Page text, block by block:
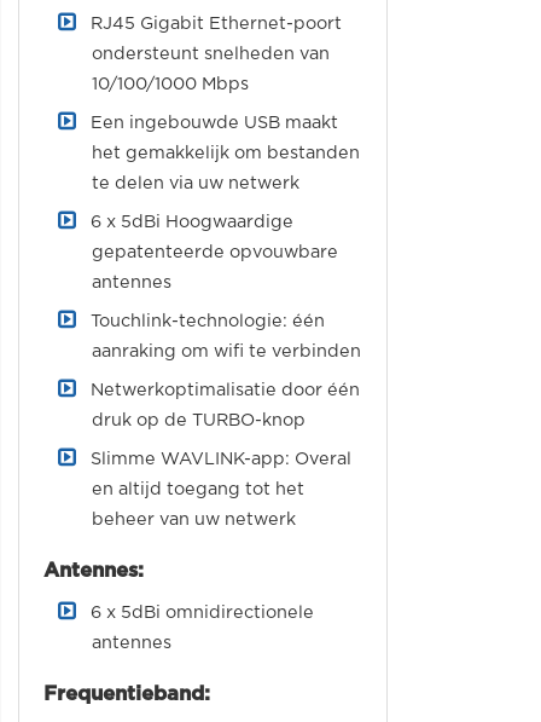
RJ45 Gigabit Ethernet-poort
ondersteunt snelheden van
10/100/1000 Mbps
Een ingebouwde USB maakt
het gemakkelijk om bestanden
te delen via uw netwerk
6 x 5dBi Hoogwaardige
gepatenteerde opvouwbare
antennes
Touchlink-technologie: één
aanraking om wifi te verbinden
Netwerkoptimalisatie door één
druk op de TURBO-knop
Slimme WAVLINK-app: Overal
en altijd toegang tot het
beheer van uw netwerk
Antennes:
6 x 5dBi omnidirectionele
antennes
Frequentieband: